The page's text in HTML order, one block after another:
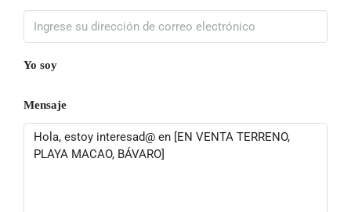
Yo soy
Mensaje